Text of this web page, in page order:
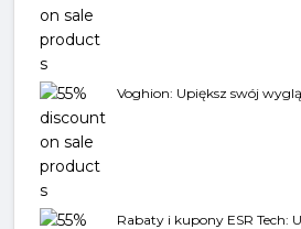
Voghion: Upiększ swój
Rabaty i kupony ESR Tech: